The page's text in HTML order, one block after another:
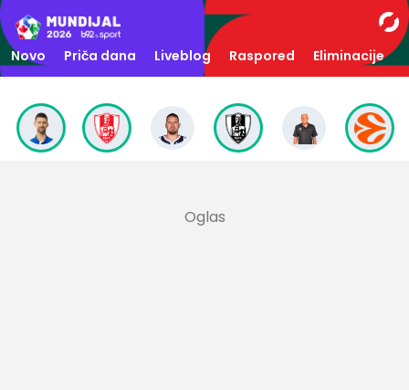
Novo Priča dana Liveblog Raspored Eliminacije